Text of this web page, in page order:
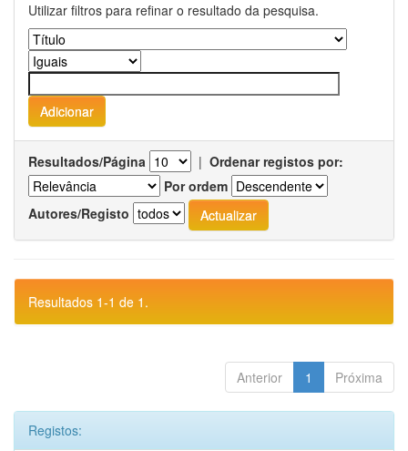
Utilizar filtros para refinar o resultado da pesquisa.
Resultados/Página | Ordenar registos por:
Por ordem
Autores/Registo
Resultados 1-1 de 1.
Anterior 1 Próxima
Registos: